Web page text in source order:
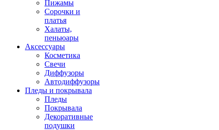
Пижамы
Сорочки и
платья
Халаты,
пеньюары
Аксессуары
Косметика
Свечи
Диффузоры
Автодиффузоры
Пледы и покрывала
Пледы
Покрывала
Декоративные
подушки